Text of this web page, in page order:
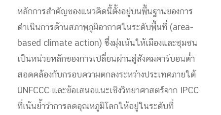
หลักการสำคัญของแนวคิดนี้ตั้งอยู่บนพื้นฐานของการ
ดำเนินการด้านสภาพภูมิอากาศในระดับพื้นที่ (area-
based climate action) ซึ่งมุ่งเน้นให้เมืองและชุมชน
เป็นหน่วยหลักของการเปลี่ยนผ่านสู่สังคมคาร์บอนต่ำ
สอดคล้องกับกรอบความตกลงระหว่างประเทศภายใต้
UNFCCC และข้อเสนอแนะเชิงวิทยาศาสตร์จาก IPCC
ที่เน้นย้ำว่าการลดอุณหภูมิโลกให้อยู่ในระดับที่